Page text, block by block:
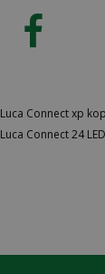
Luca Connect xp
Luca Connect 24